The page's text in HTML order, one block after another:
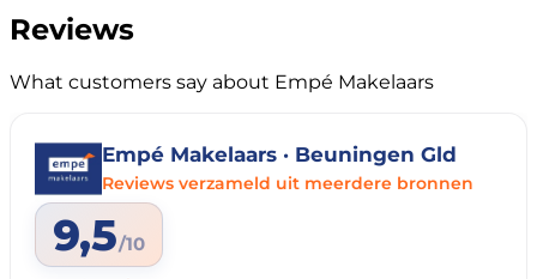
Reviews
What customers say about Empé Makelaars